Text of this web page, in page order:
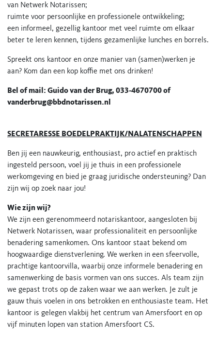
van Netwerk Notarissen;
ruimte voor persoonlijke en professionele ontwikkeling;
een informeel, gezellig kantoor met veel ruimte om elkaar
beter te leren kennen, tijdens gezamenlijke lunches en borrels.
Spreekt ons kantoor en onze manier van (samen)werken je
aan? Kom dan een kop koffie met ons drinken!
Bel of mail: Guido van der Brug, 033-4670700 of
vanderbrug@bbdnotarissen.nl
SECRETARESSE BOEDELPRAKTIJK/NALATENSCHAPPEN
Ben jij een nauwkeurig, enthousiast, pro actief en praktisch
ingesteld persoon, voel jij je thuis in een professionele
werkomgeving en bied je graag juridische ondersteuning? Dan
zijn wij op zoek naar jou!
Wie zijn wij?
We zijn een gerenommeerd notariskantoor, aangesloten bij
Netwerk Notarissen, waar professionaliteit en persoonlijke
benadering samenkomen. Ons kantoor staat bekend om
hoogwaardige dienstverlening. We werken in een sfeervolle,
prachtige kantoorvilla, waarbij onze informele benadering en
samenwerking de basis vormen van ons succes. Als team zijn
we gepast trots op de zaken waar we aan werken. Je zult je
gauw thuis voelen in ons betrokken en enthousiaste team. Het
kantoor is gelegen vlakbij het centrum van Amersfoort en op
vijf minuten lopen van station Amersfoort CS.